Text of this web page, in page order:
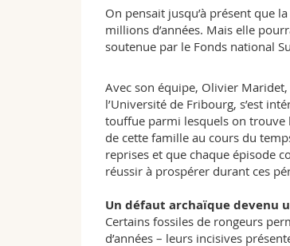
On pensait jusqu’à présent que
millions d’années. Mais elle
soutenue par le Fonds national
Avec son équipe, Olivier
l’Université de Fribourg, s’est
touffue parmi lesquels on trouve
de cette famille au cours du
reprises et que chaque épisode
réussir à prospérer durant ces
Un défaut archaïque devenu
Certains fossiles de rongeurs
d’années – leurs incisives